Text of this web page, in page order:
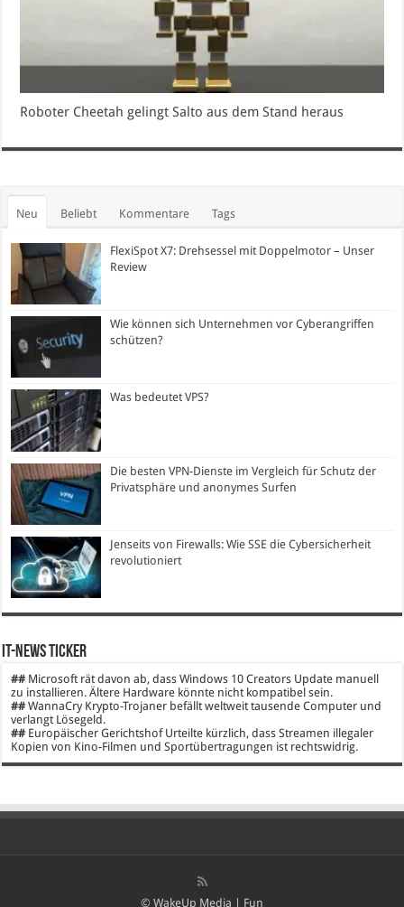
Roboter Cheetah gelingt Salto aus dem Stand heraus
Neu Beliebt Kommentare Tags
FlexiSpot X7: Drehsessel mit Doppelmotor – Unser
Review
Wie können sich Unternehmen vor Cyberangriffen
schützen?
Was bedeutet VPS?
Die besten VPN-Dienste im Vergleich für Schutz der
Privatsphäre und anonymes Surfen
Jenseits von Firewalls: Wie SSE die Cybersicherheit
revolutioniert
IT-News Ticker
## Microsoft rät davon ab, dass Windows 10 Creators Update manuell
zu installieren. Ältere Hardware könnte nicht kompatibel sein.
## WannaCry Krypto-Trojaner befällt weltweit tausende Computer und
verlangt Lösegeld.
## Europäischer Gerichtshof Urteilte kürzlich, dass Streamen illegaler
Kopien von Kino-Filmen und Sportübertragungen ist rechtswidrig.
© WakeUp Media | Fun